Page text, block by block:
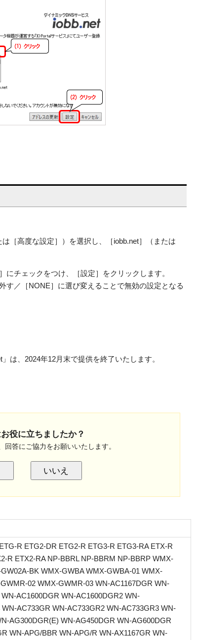
［高度な設定］）を選択し、［iobb.net］（または
にチェックをつけ、［設定］をクリックします。
す／［NONE］に選び変えることで無効の設定となる
は、2024年12月末で提供を終了いたします。
役に立ちましたか？
回答にご協力をお願いいたします。
いいえ
R ETG2-DR ETG2-R ETG3-R ETG3-RA ETX-R
R ETX2-RA NP-BBRL NP-BBRM NP-BBRP WMX-
BK WMX-GWBA WMX-GWBA-01 WMX-
02 WMX-GWMR-03 WN-AC1167DGR WN-
AC1600DGR WN-AC1600DGR2 WN-
AC733GR WN-AC733GR2 WN-AC733GR3 WN-
AG300DGR(E) WN-AG450DGR WN-AG600DGR
WN-APG/BBR WN-APG/R WN-AX1167GR WN-